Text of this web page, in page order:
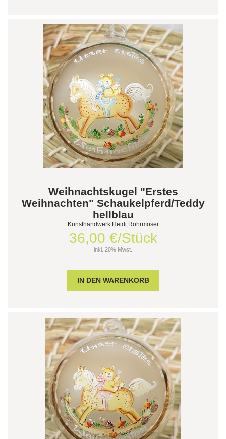
Weihnachtskugel "Erstes
Weihnachten" Schaukelpferd/Teddy
hellblau
Kunsthandwerk Heidi Rohrmoser
36,00 €/Stück
inkl. 20% Mwst.